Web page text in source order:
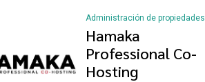
Administración de propiedades
Hamaka
Professional Co-
Hosting